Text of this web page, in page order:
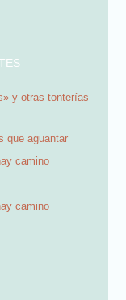
y otras tonterías
que aguantar
camino
camino